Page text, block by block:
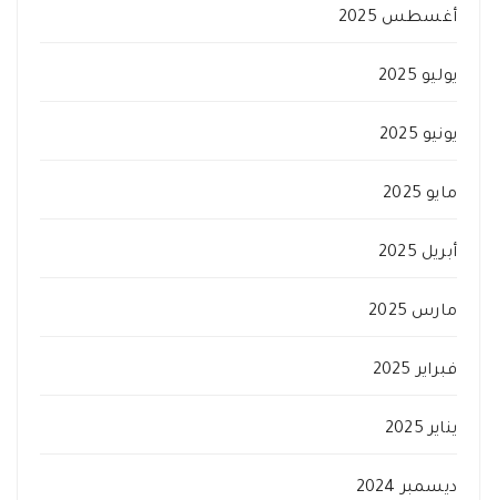
أغسطس 2025
يوليو 2025
يونيو 2025
مايو 2025
أبريل 2025
مارس 2025
فبراير 2025
يناير 2025
ديسمبر 2024